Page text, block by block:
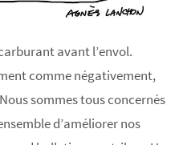
avant l’envol.
comme négativement,
sommes tous concernés
d’améliorer nos